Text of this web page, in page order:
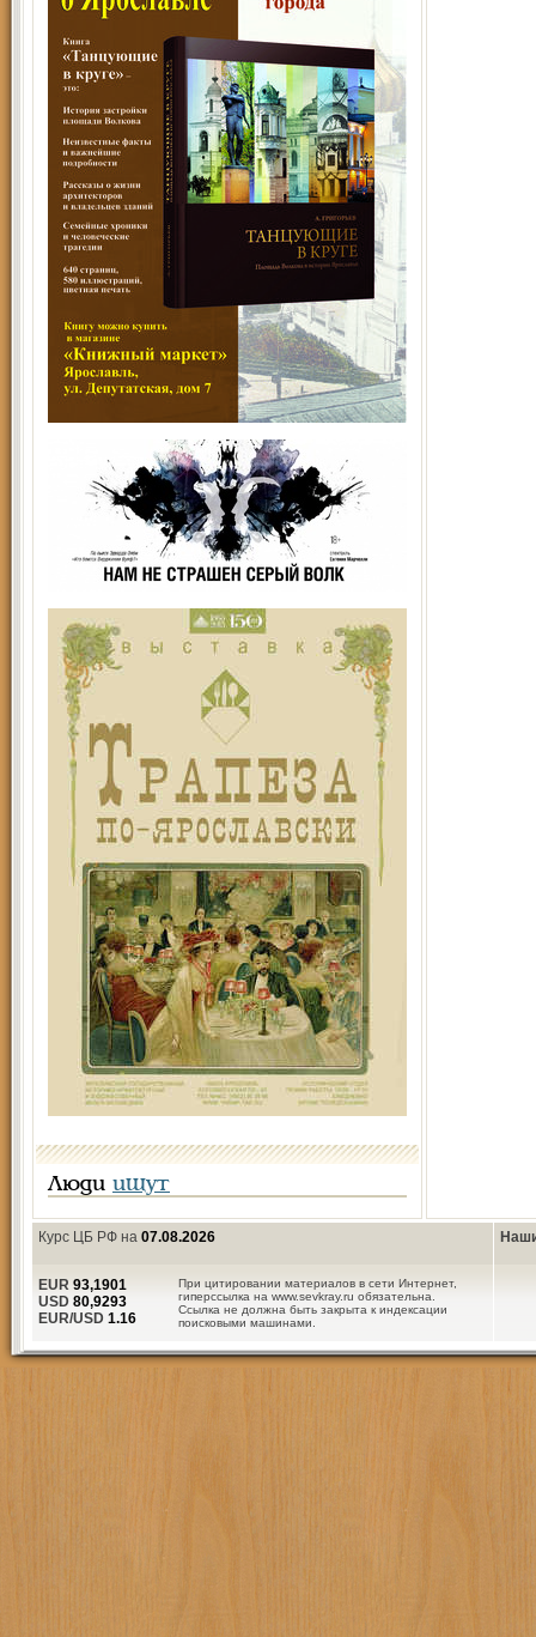
Люди ищут
Курс ЦБ РФ на 07.08.2026
При цитировании материалов в сети Интернет,
гиперссылка на www.sevkray.ru обязательна.
Ссылка не должна быть закрыта к индексации
поисковыми машинами.
EUR 93,1901
USD 80,9293
EUR/USD 1.16